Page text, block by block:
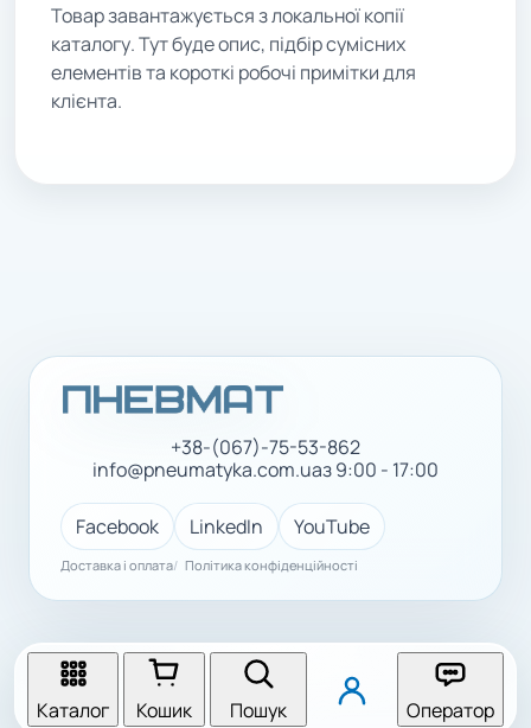
Товар завантажується з локальної копії
каталогу. Тут буде опис, підбір сумісних
елементів та короткі робочі примітки для
клієнта.
+38-(067)-75-53-862
info@pneumatyka.com.uaз 9:00 - 17:00
Facebook LinkedIn YouTube
Доставка і оплата Політика конфіденційності
Каталог Кошик Пошук Оператор